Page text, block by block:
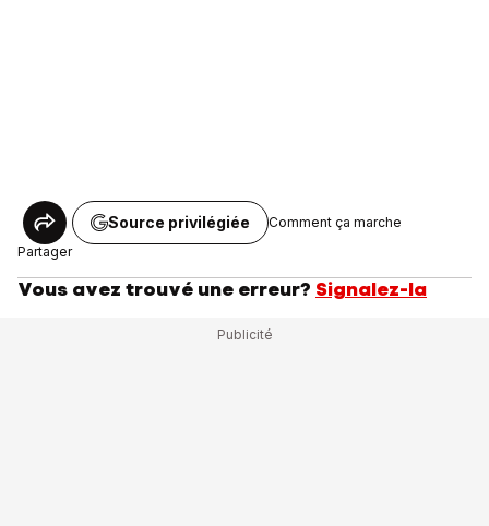
Partager
Source privilégiée Comment ça marche
Vous avez trouvé une erreur? Signalez-la